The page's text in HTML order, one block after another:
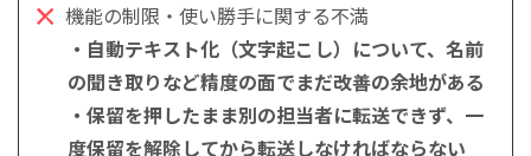
機能の制限・使い勝手に関する不満
・自動テキスト化（文字起こし）について、名前
の聞き取りなど精度の面でまだ改善の余地がある
・保留を押したまま別の担当者に転送できず、一
度保留を解除してから転送しなければならない